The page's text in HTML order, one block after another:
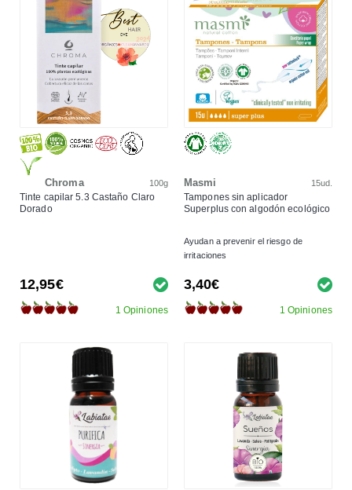
Chroma 100g
Tinte capilar 5.3 Castaño Claro
Dorado
12,95€
1 Opiniones
Masmi 15ud.
Tampones sin aplicador
Superplus con algodón ecológico
Ayudan a prevenir el riesgo de
irritaciones
3,40€
1 Opiniones